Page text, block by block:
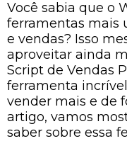
Você sabia que o
ferramentas mais
e vendas? Isso
aproveitar ainda
Script de Vendas
ferramenta
vender mais e de
artigo, vamos
saber sobre essa